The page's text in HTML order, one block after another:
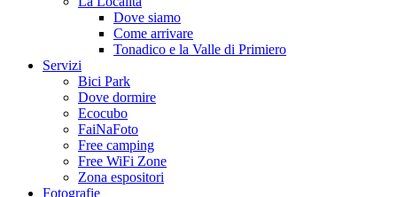
Dove siamo
Come arrivare
Tonadico e la Valle di Primiero
Servizi
Bici Park
Dove dormire
Ecocubo
FaiNaFoto
Free camping
Free WiFi Zone
Zona espositori
Fotografie